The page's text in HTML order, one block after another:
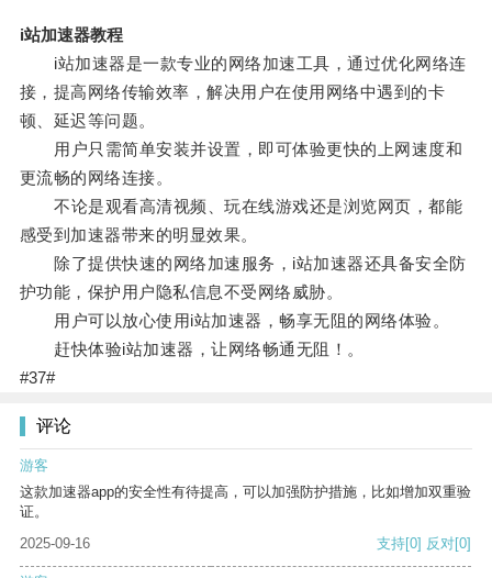
i站加速器教程
i站加速器是一款专业的网络加速工具，通过优化网络连
接，提高网络传输效率，解决用户在使用网络中遇到的卡
顿、延迟等问题。
用户只需简单安装并设置，即可体验更快的上网速度和
更流畅的网络连接。
不论是观看高清视频、玩在线游戏还是浏览网页，都能
感受到加速器带来的明显效果。
除了提供快速的网络加速服务，i站加速器还具备安全防
护功能，保护用户隐私信息不受网络威胁。
用户可以放心使用i站加速器，畅享无阻的网络体验。
赶快体验i站加速器，让网络畅通无阻！。
#37#
评论
游客
这款加速器app的安全性有待提高，可以加强防护措施，比如增加双重验
证。
2025-09-16
支持[0] 反对[0]